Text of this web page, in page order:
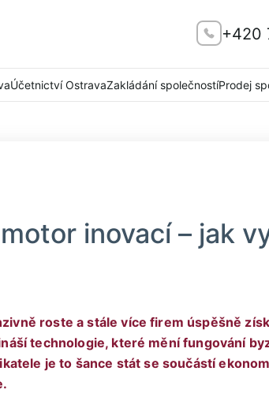
+420
Účetnictví OstravaZakládání společnostíProdej
inovací – jak
roste a stále více firem úspěšně
technologie, které mění fungování
je to šance stát se součástí